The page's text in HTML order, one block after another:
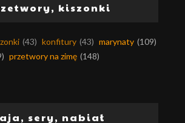
kiszonki
(43) konfitury (43) marynaty (109)
przetwory na zimę (148)
sery, nabiał